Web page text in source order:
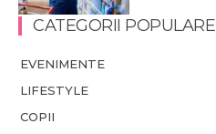
CATEGORII POPULARE
EVENIMENTE
LIFESTYLE
COPII